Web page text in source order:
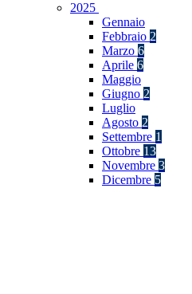
2025
Gennaio
Febbraio 2
Marzo 6
Aprile 6
Maggio
Giugno 2
Luglio
Agosto 2
Settembre 1
Ottobre 13
Novembre 3
Dicembre 5